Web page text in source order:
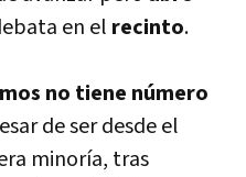
en el recinto.
no tiene número
de ser desde el
minorí­a, tras